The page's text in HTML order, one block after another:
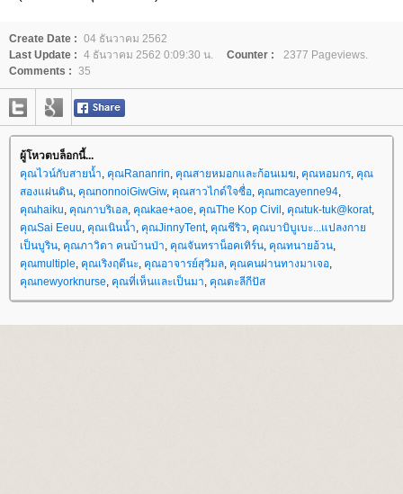
Create Date : 04 ธันวาคม 2562
Last Update : 4 ธันวาคม 2562 0:09:30 น. Counter :
2377 Pageviews.
Comments : 35
ผู้โหวตบล็อกนี้...
คุณไวน์กับสายน้ำ คุณRananrin คุณสายหมอกและก้อนเมฆ คุณหอมกร คุณ
สองแผ่นดิน คุณnonnoiGiwGiw, คุณสาวไกด์ใจซื่อ คุณmcayenne94
คุณhaiku คุณกาบริเอล คุณkae+aoe คุณThe Kop Civil คุณtuk-tuk@korat,
คุณSai Eeuu คุณเนินน้ำ คุณJinnyTent, คุณชีริว คุณบาบิบูเบะ...แปลงกา
เป็นบูริน คุณภาวิดา คนบ้านป่า คุณจันทราน็อคเทิร์น คุณทนายอ้วน
คุณmultiple คุณเริงฤดีนะ คุณอาจารย์สุวิมล คุณคนผ่านทางมาเจอ
คุณnewyorknurse คุณที่เห็นและเป็นมา คุณตะลีกีปัส